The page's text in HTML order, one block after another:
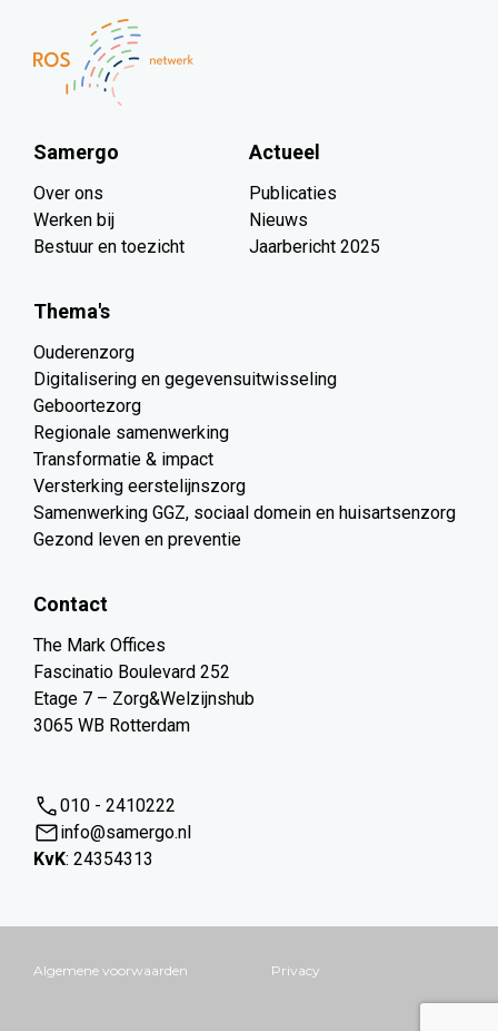
Samergo
Over ons
Werken bij
Bestuur en toezicht
Actueel
Publicaties
Nieuws
Jaarbericht 2025
Thema's
Ouderenzorg
Digitalisering en gegevensuitwisseling
Geboortezorg
Regionale samenwerking
Transformatie & impact
Versterking eerstelijnszorg
Samenwerking GGZ, sociaal domein en huisartsenzorg
Gezond leven en preventie
Contact
The Mark Offices
Fascinatio Boulevard 252
Etage 7 – Zorg&Welzijnshub
3065 WB Rotterdam
010 - 2410222
info@samergo.nl
KvK: 24354313
Algemene voorwaarden Privacy